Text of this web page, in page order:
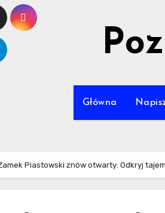
Główna
Piastowski znów otwarty: Odkryj